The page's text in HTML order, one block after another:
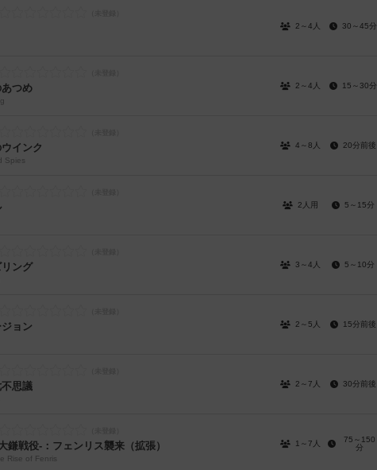
2～4人 30～45分
あつめ 2～4人 15～30分
インク
Spies
4～8人 20分前後
2人用 5～15分
ング 3～4人 5～10分
ョン 2～5人 15分前後
思議 2～7人 30分前後
鎌戦役-：フェンリス襲来（拡張）
Rise of Fenris
1～7人
75～150
分